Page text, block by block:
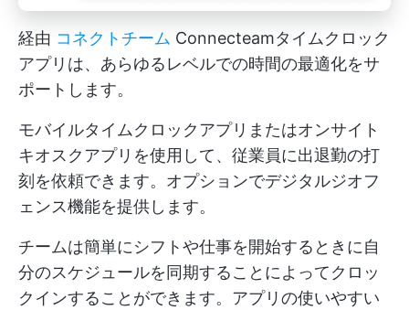
経由 コネクトチーム Connecteamタイムクロック
アプリは、あらゆるレベルでの時間の最適化をサ
ポートします。
モバイルタイムクロックアプリまたはオンサイト
キオスクアプリを使用して、従業員に出退勤の打
刻を依頼できます。オプションでデジタルジオフ
ェンス機能を提供します。
チームは簡単にシフトや仕事を開始するときに自
分のスケジュールを同期することによってクロッ
クインすることができます。アプリの使いやすい